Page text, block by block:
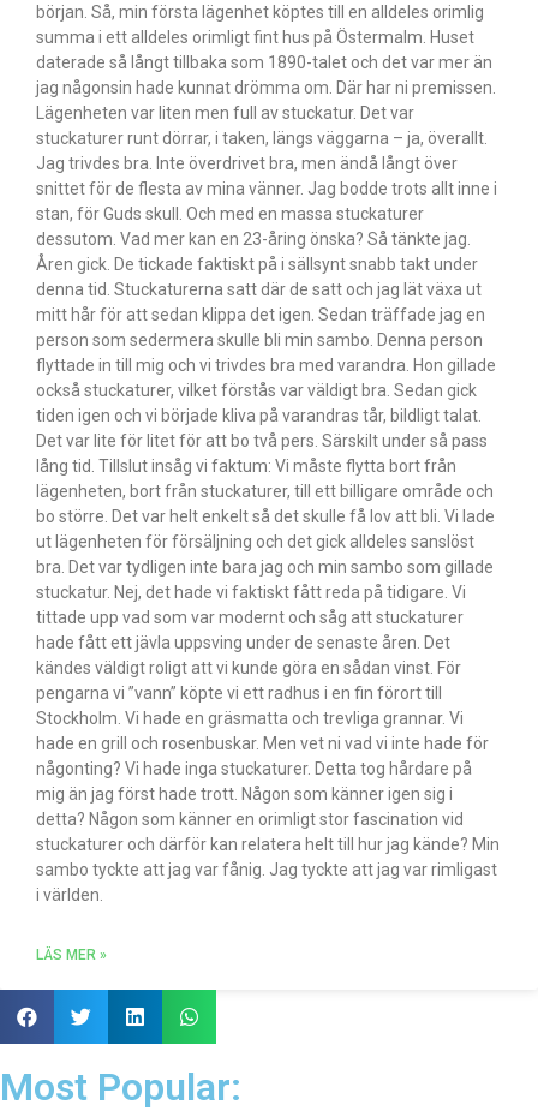
början. Så, min första lägenhet köptes till en alldeles orimlig
summa i ett alldeles orimligt fint hus på Östermalm. Huset
daterade så långt tillbaka som 1890-talet och det var mer än
jag någonsin hade kunnat drömma om. Där har ni premissen.
Lägenheten var liten men full av stuckatur. Det var
stuckaturer runt dörrar, i taken, längs väggarna – ja, överallt.
Jag trivdes bra. Inte överdrivet bra, men ändå långt över
snittet för de flesta av mina vänner. Jag bodde trots allt inne i
stan, för Guds skull. Och med en massa stuckaturer
dessutom. Vad mer kan en 23-åring önska? Så tänkte jag.
Åren gick. De tickade faktiskt på i sällsynt snabb takt under
denna tid. Stuckaturerna satt där de satt och jag lät växa ut
mitt hår för att sedan klippa det igen. Sedan träffade jag en
person som sedermera skulle bli min sambo. Denna person
flyttade in till mig och vi trivdes bra med varandra. Hon gillade
också stuckaturer, vilket förstås var väldigt bra. Sedan gick
tiden igen och vi började kliva på varandras tår, bildligt talat.
Det var lite för litet för att bo två pers. Särskilt under så pass
lång tid. Tillslut insåg vi faktum: Vi måste flytta bort från
lägenheten, bort från stuckaturer, till ett billigare område och
bo större. Det var helt enkelt så det skulle få lov att bli. Vi lade
ut lägenheten för försäljning och det gick alldeles sanslöst
bra. Det var tydligen inte bara jag och min sambo som gillade
stuckatur. Nej, det hade vi faktiskt fått reda på tidigare. Vi
tittade upp vad som var modernt och såg att stuckaturer
hade fått ett jävla uppsving under de senaste åren. Det
kändes väldigt roligt att vi kunde göra en sådan vinst. För
pengarna vi ”vann” köpte vi ett radhus i en fin förort till
Stockholm. Vi hade en gräsmatta och trevliga grannar. Vi
hade en grill och rosenbuskar. Men vet ni vad vi inte hade för
någonting? Vi hade inga stuckaturer. Detta tog hårdare på
mig än jag först hade trott. Någon som känner igen sig i
detta? Någon som känner en orimligt stor fascination vid
stuckaturer och därför kan relatera helt till hur jag kände? Min
sambo tyckte att jag var fånig. Jag tyckte att jag var rimligast
i världen.
LÄS MER »
Most Popular: